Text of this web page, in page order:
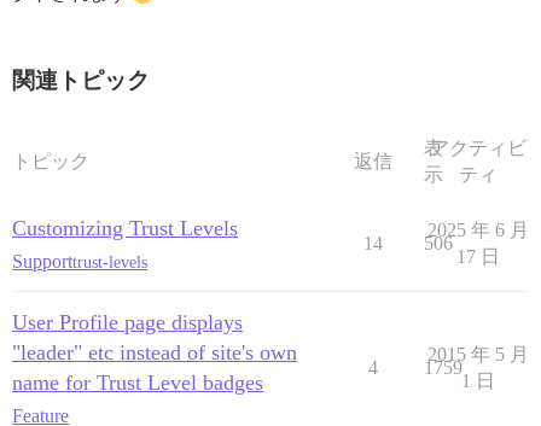
関連トピック
トピック 返信
表
示
アクティビ
ティ
Customizing Trust Levels
Supporttrust-levels
14 506
2025 年 6 月
17 日
User Profile page displays
"leader" etc instead of site's own
name for Trust Level badges
Feature
4 1759
2015 年 5 月
1 日